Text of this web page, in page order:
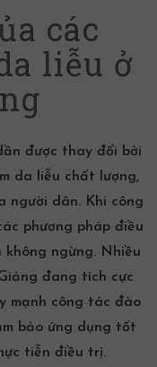
các
liễu ở
được thay đổi bởi
da liễu chất lượng,
người dân. Khi công
phương pháp điều
ngừng. Nhiều
đang tích cực
mạnh công tác đào
bảo ứng dụng tốt
tiễn điều trị.